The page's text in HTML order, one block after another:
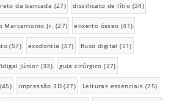
da bancada (27) dissilicato de lítio (34)
Marcantonio Jr. (27) enxerto ósseo (41)
(57) exodontia (37) fluxo digital (51)
Júnior (33) guia cirúrgico (27)
(45) impressão 3D (27) Leituras essenciais (75)